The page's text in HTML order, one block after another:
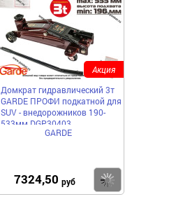
Купить
Домкрат гидравлический 3т
GARDE ПРОФИ подкатной для
SUV - внедорожников 190-
533мм DGP30403
GARDE
7324,50 руб
Акция